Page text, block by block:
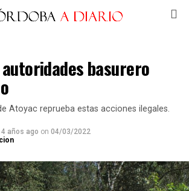
basurero
Atoyac reprueba estas acciones ilegales.
4 años ago on 04/03/2022